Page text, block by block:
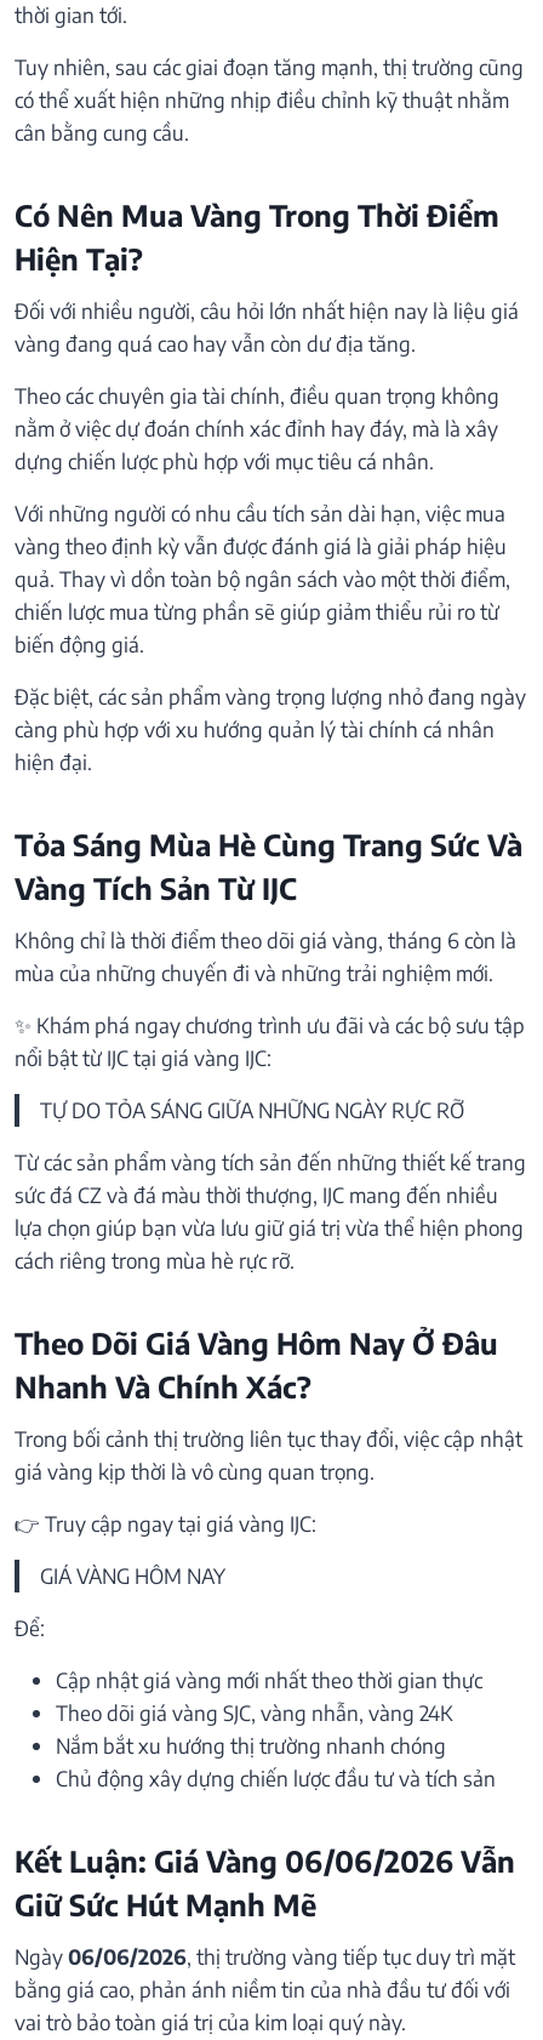
thời gian tới.
Tuy nhiên, sau các giai đoạn tăng mạnh, thị trường cũng
có thể xuất hiện những nhịp điều chỉnh kỹ thuật nhằm
cân bằng cung cầu.
Có Nên Mua Vàng Trong Thời Điểm
Hiện Tại?
Đối với nhiều người, câu hỏi lớn nhất hiện nay là liệu giá
vàng đang quá cao hay vẫn còn dư địa tăng.
Theo các chuyên gia tài chính, điều quan trọng không
nằm ở việc dự đoán chính xác đỉnh hay đáy, mà là xây
dựng chiến lược phù hợp với mục tiêu cá nhân.
Với những người có nhu cầu tích sản dài hạn, việc mua
vàng theo định kỳ vẫn được đánh giá là giải pháp hiệu
quả. Thay vì dồn toàn bộ ngân sách vào một thời điểm,
chiến lược mua từng phần sẽ giúp giảm thiểu rủi ro từ
biến động giá.
Đặc biệt, các sản phẩm vàng trọng lượng nhỏ đang ngày
càng phù hợp với xu hướng quản lý tài chính cá nhân
hiện đại.
Tỏa Sáng Mùa Hè Cùng Trang Sức Và
Vàng Tích Sản Từ IJC
Không chỉ là thời điểm theo dõi giá vàng, tháng 6 còn là
mùa của những chuyến đi và những trải nghiệm mới.
✨ Khám phá ngay chương trình ưu đãi và các bộ sưu tập
nổi bật từ IJC tại giá vàng IJC:
TỰ DO TỎA SÁNG GIỮA NHỮNG NGÀY RỰC RỠ
Từ các sản phẩm vàng tích sản đến những thiết kế trang
sức đá CZ và đá màu thời thượng, IJC mang đến nhiều
lựa chọn giúp bạn vừa lưu giữ giá trị vừa thể hiện phong
cách riêng trong mùa hè rực rỡ.
Theo Dõi Giá Vàng Hôm Nay Ở Đâu
Nhanh Và Chính Xác?
Trong bối cảnh thị trường liên tục thay đổi, việc cập nhật
giá vàng kịp thời là vô cùng quan trọng.
👉 Truy cập ngay tại giá vàng IJC:
GIÁ VÀNG HÔM NAY
Để:
Cập nhật giá vàng mới nhất theo thời gian thực
Theo dõi giá vàng SJC, vàng nhẫn, vàng 24K
Nắm bắt xu hướng thị trường nhanh chóng
Chủ động xây dựng chiến lược đầu tư và tích sản
Kết Luận: Giá Vàng 06/06/2026 Vẫn
Giữ Sức Hút Mạnh Mẽ
Ngày06/06/2026, thị trường vàng tiếp tục duy trì mặt
bằng giá cao, phản ánh niềm tin của nhà đầu tư đối với
vai trò bảo toàn giá trị của kim loại quý này.